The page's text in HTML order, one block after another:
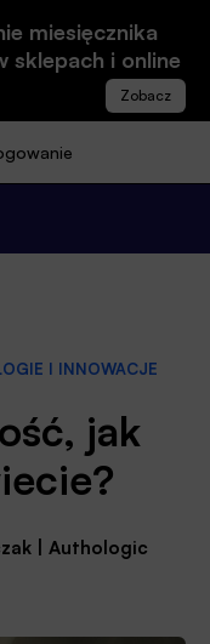
miesięcznika
sklepach i online
I INNOWACJE
jak
Authologic